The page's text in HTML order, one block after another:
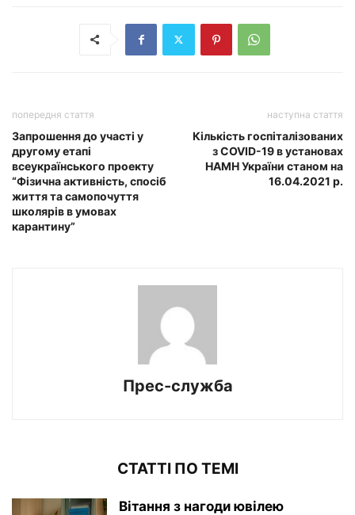
попередня стаття
Запрошення до участі у
другому етапі
всеукраїнського проекту
“Фізична активність, спосіб
життя та самопочуття
школярів в умовах
карантину”
наступна стаття
Кількість госпіталізованих
з COVID-19 в установах
НАМН України станом на
16.04.2021 р.
Прес-служба
СТАТТІ ПО ТЕМІ
Вітання з нагоди ювілею